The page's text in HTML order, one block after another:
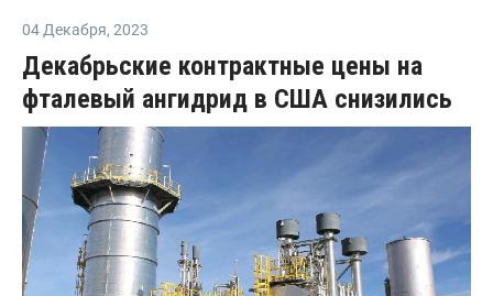
04 Декабря, 2023
Декабрьские контрактные цены на
фталевый ангидрид в США снизились